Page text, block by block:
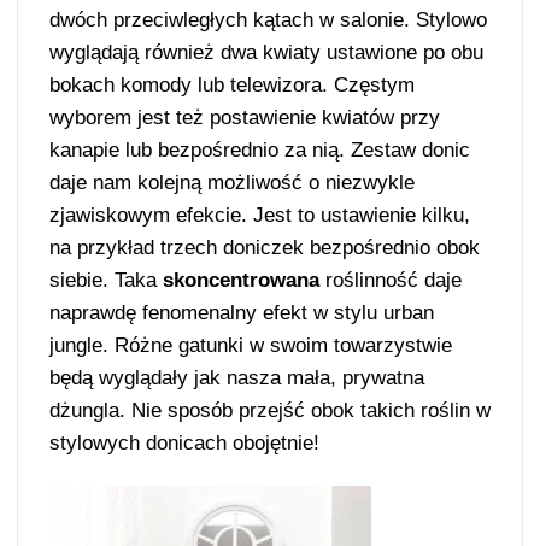
dwóch przeciwległych kątach w salonie. Stylowo
wyglądają również dwa kwiaty ustawione po obu
bokach komody lub telewizora. Częstym
wyborem jest też postawienie kwiatów przy
kanapie lub bezpośrednio za nią. Zestaw donic
daje nam kolejną możliwość o niezwykle
zjawiskowym efekcie. Jest to ustawienie kilku,
na przykład trzech doniczek bezpośrednio obok
siebie. Taka skoncentrowanaroślinność daje
naprawdę fenomenalny efekt w stylu urban
jungle. Różne gatunki w swoim towarzystwie
będą wyglądały jak nasza mała, prywatna
dżungla. Nie sposób przejść obok takich roślin w
stylowych donicach obojętnie!